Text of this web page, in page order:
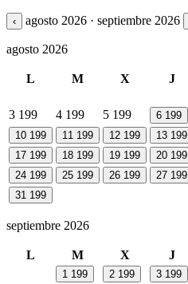
‹ agosto 2026 · septiembre 2026
agosto 2026
L M X J
3 199 4 199 5 199 6 199
10 199 11 199 12 199 13 199
17 199 18 199 19 199 20 199
24 199 25 199 26 199 27 199
31 199
septiembre 2026
L M X J
1 199 2 199 3 199